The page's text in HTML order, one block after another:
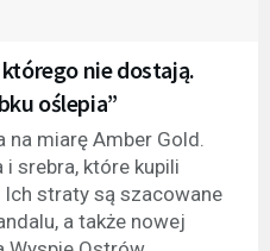
którego nie dostają.
oślepia”
miarę Amber Gold.
i srebra, które kupili
straty są szacowane
a także nowej